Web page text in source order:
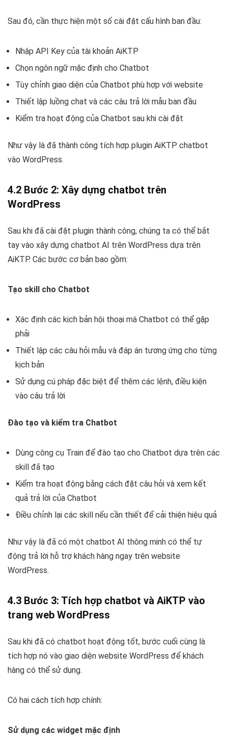
Sau đó, cần thực hiện một số cài đặt cấu hình ban đầu:
Nhập API Key của tài khoản AiKTP
Chọn ngôn ngữ mặc định cho Chatbot
Tùy chỉnh giao diện của Chatbot phù hợp với website
Thiết lập luồng chat và các câu trả lời mẫu ban đầu
Kiểm tra hoạt động của Chatbot sau khi cài đặt
Như vậy là đã thành công tích hợp plugin AiKTP chatbot
vào WordPress.
4.2 Bước 2: Xây dựng chatbot trên
WordPress
Sau khi đã cài đặt plugin thành công, chúng ta có thể bắt
tay vào xây dựng chatbot AI trên WordPress dựa trên
AiKTP. Các bước cơ bản bao gồm:
Tạo skill cho Chatbot
Xác định các kịch bản hội thoại mà Chatbot có thể gặp
phải
Thiết lập các câu hỏi mẫu và đáp án tương ứng cho từng
kịch bản
Sử dụng cú pháp đặc biệt để thêm các lệnh, điều kiện
vào câu trả lời
Đào tạo và kiểm tra Chatbot
Dùng công cụ Train để đào tạo cho Chatbot dựa trên các
skill đã tạo
Kiểm tra hoạt động bằng cách đặt câu hỏi và xem kết
quả trả lời của Chatbot
Điều chỉnh lại các skill nếu cần thiết để cải thiện hiệu quả
Như vậy là đã có một chatbot AI thông minh có thể tự
động trả lời hỗ trợ khách hàng ngay trên website
WordPress.
4.3 Bước 3: Tích hợp chatbot và AiKTP vào
trang web WordPress
Sau khi đã có chatbot hoạt động tốt, bước cuối cùng là
tích hợp nó vào giao diện website WordPress để khách
hàng có thể sử dụng.
Có hai cách tích hợp chính:
Sử dụng các widget mặc định